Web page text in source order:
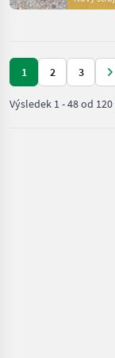
1 2 3
Výsledek 1-48od 120